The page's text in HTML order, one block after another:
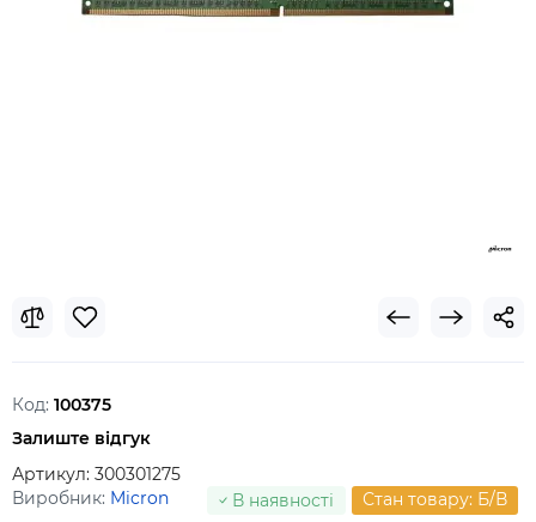
Код: 100375
Залиште відгук
Артикул: 300301275
Виробник: Micron В наявності Стан товару: Б/В